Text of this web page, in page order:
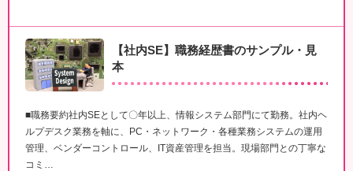
【社内SE】職務経歴書のサンプル・見
本
■職務要約社内SEとして〇年以上、情報システム部門にて勤務。社内ヘ
ルプデスク業務を軸に、PC・ネットワーク・各種業務システムの運用
管理、ベンダーコントロール、IT資産管理を担当。現場部門との丁寧な
コミ…